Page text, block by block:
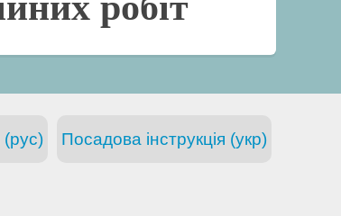
Посадова інструкція (укр)
(рус)